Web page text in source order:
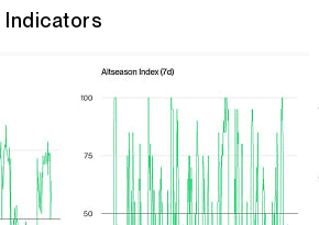
Indicators